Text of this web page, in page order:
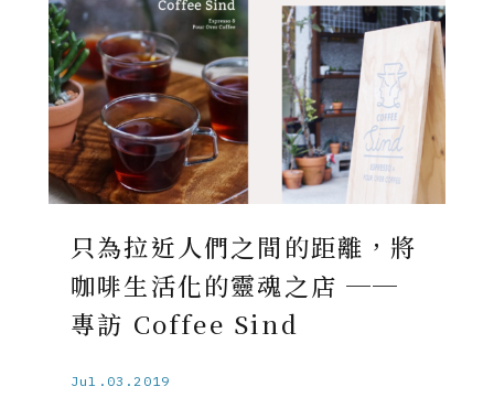
只為拉近人們之間的距離，將
咖啡生活化的靈魂之店 ──
專訪 Coffee Sind
Jul.03.2019